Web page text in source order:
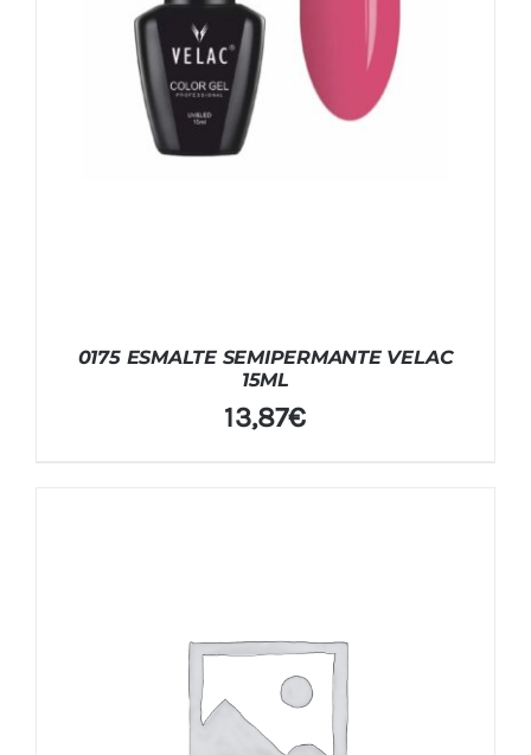
0175 ESMALTE SEMIPERMANTE VELAC
15ML
13,87€